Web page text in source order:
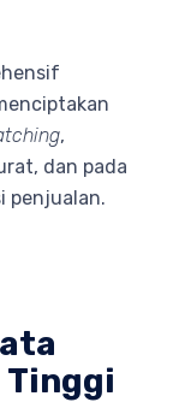
,
dan pada
penjualan.
Tinggi